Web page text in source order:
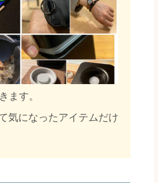
ます。
気になったアイテムだけ